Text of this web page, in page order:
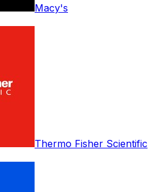
Macy's
Thermo Fisher Scientific